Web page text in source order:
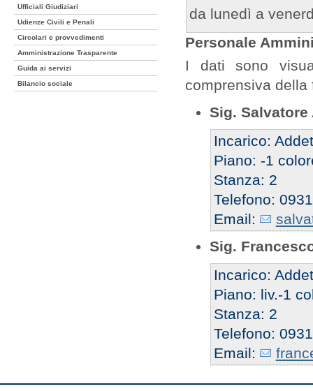
da lunedì a
Personale
I dati sono
comprensiva
Sig. Salvatore
Incarico:
Piano: -1
Stanza: 2
Telefono:
Email:
Sig.
Incarico:
Piano: liv.-1
Stanza: 2
Telefono:
Email:
Ufficiali Giudiziari
Udienze Civili e Penali
Circolari e provvedimenti
Amministrazione Trasparente
Guida ai servizi
Bilancio sociale